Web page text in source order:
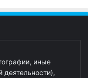
иные
деятельности),